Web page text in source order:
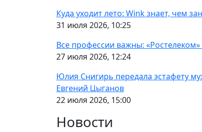
Куда уходит лето: Wink знает, чем
31 июля 2026, 10:25
Все профессии важны:
27 июля 2026, 12:24
Юлия Снигирь передала эстафету
Евгений Цыганов
22 июля 2026, 15:00
Новости